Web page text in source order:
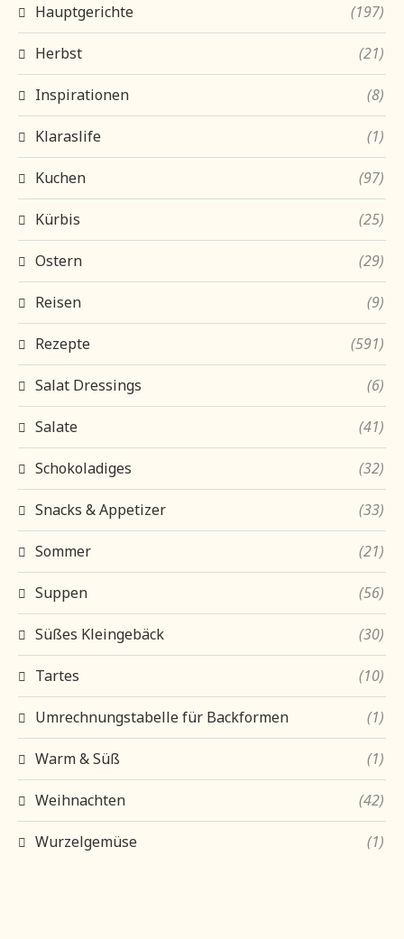
Hauptgerichte (197)
Herbst (21)
Inspirationen (8)
Klaraslife (1)
Kuchen (97)
Kürbis (25)
Ostern (29)
Reisen (9)
Rezepte (591)
Salat Dressings (6)
Salate (41)
Schokoladiges (32)
Snacks & Appetizer (33)
Sommer (21)
Suppen (56)
Süßes Kleingebäck (30)
Tartes (10)
Umrechnungstabelle für Backformen (1)
Warm & Süß (1)
Weihnachten (42)
Wurzelgemüse (1)